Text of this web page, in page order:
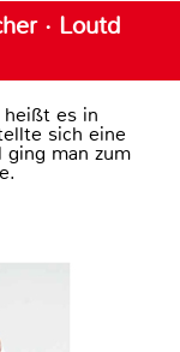
· Loutd
es in
sich eine
ging man zum